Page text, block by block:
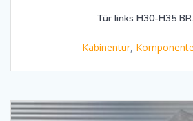
Tür links H30-H35
Kabinentür,